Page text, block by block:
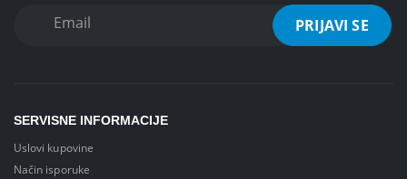
SERVISNE INFORMACIJE
Uslovi kupovine
Način isporuke